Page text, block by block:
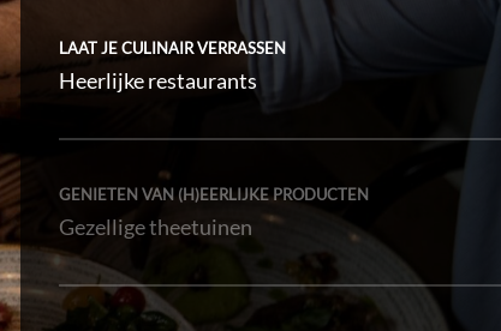
LAAT JE CULINAIR VERRASSEN
Heerlijke restaurants
GENIETEN VAN (H)EERLIJKE PRODUCTEN
Gezellige theetuinen